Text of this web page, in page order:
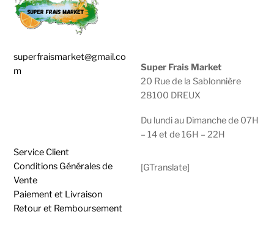
superfraismarket@gmail.co
m
Service Client
Conditions Générales de
Vente
Paiement et Livraison
Retour et Remboursement
Super Frais Market
20 Rue de la Sablonnière
28100 DREUX
Du lundi au Dimanche de 07H
– 14 et de 16H – 22H
[GTranslate]